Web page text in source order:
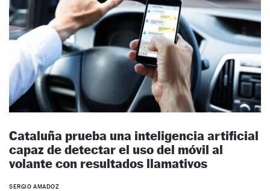
Cataluña prueba una inteligencia artificial
capaz de detectar el uso del móvil al
volante con resultados llamativos
SERGIO AMADOZ